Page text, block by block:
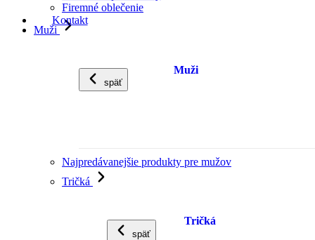
Firemné oblečenie
Kontakt
Muži
späť
Muži
Najpredávanejšie produkty pre mužov
Tričká
späť
Tričká